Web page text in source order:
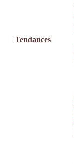
Tendances